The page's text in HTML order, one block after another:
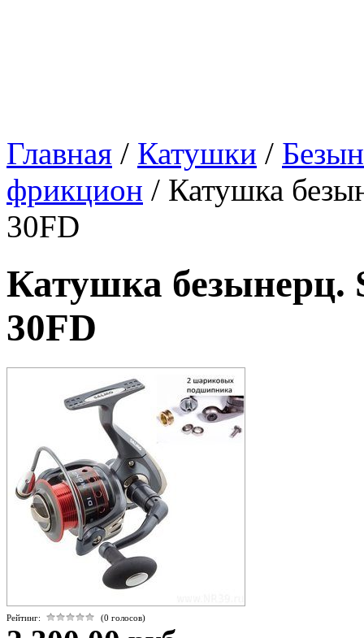
Главная / Катушки /
фрикцион / Катушка
30FD
Катушка безынерц.
30FD
Рейтинг: (0 голосов)